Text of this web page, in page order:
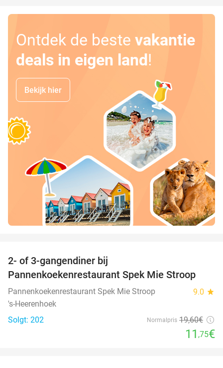
Ontdek de beste vakantie
deals in eigen land!
Bekijk hier
2- of 3-gangendiner bij
Pannenkoekenrestaurant Spek Mie Stroop
Pannenkoekenrestaurant Spek Mie Stroop 9.0 star
's-Heerenhoek
Solgt: 202
Normalpris 19,60€
11 ,75€